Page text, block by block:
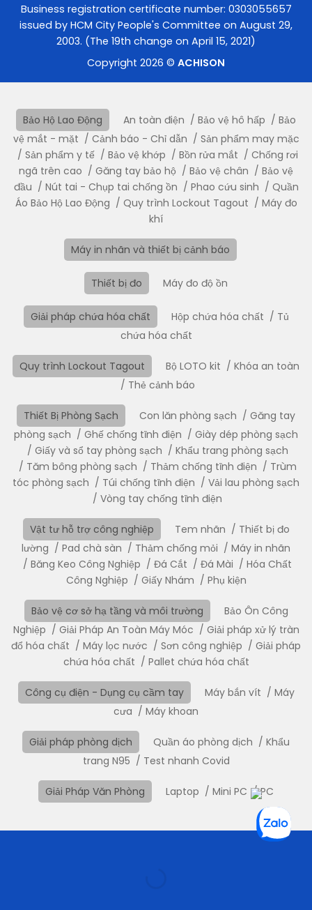
Business registration certificate number: 0303055657
issued by HCM City People's Committee on August 29,
2003. (The 19th change on April 15, 2021)
Copyright 2026 © ACHISON
Bảo Hộ Lao Động An toàn điện Bảo vệ hô hấp
Bảo
vệ mắt - mặt
Cảnh báo - Chỉ dẫn
Sản phẩm may mặc
Sản phẩm y tế
Bảo vệ khớp Bồn rửa mắt
Chống rơi
ngã trên cao
Găng tay bảo hộ Bảo vệ chân
Bảo vệ
đầu
Nút tai - Chụp tai chống ồn Phao cứu sinh
Quần
Áo Bảo Hộ Lao Động
Quy trình Lockout Tagout
Máy đo
khí
Máy in nhãn và thiết bị cảnh báo
Thiết bị đo Máy đo độ ồn
Giải pháp chứa hóa chất Hộp chứa hóa chất
Tủ
chứa hóa chất
Quy trình Lockout Tagout Bộ LOTO kit
Khóa an toàn
Thẻ cảnh báo
Thiết Bị Phòng Sạch Con lăn phòng sạch
Găng tay
phòng sạch
Ghế chống tĩnh điện
Giày dép phòng sạch
Giấy và sổ tay phòng sạch
Khẩu trang phòng sạch
Tăm bông phòng sạch
Thảm chống tĩnh điện
Trùm
tóc phòng sạch
Túi chống tĩnh điện
Vải lau phòng sạch
Vòng tay chống tĩnh điện
Vật tư hỗ trợ công nghiệp Tem nhãn
Thiết bị đo
lường
Pad chà sàn Thảm chống mỏi
Máy in nhãn
Băng Keo Công Nghiệp
Đá Cắt Đá Mài
Hóa Chất
Công Nghiệp
Giấy Nhám Phụ kiện
Bảo vệ cơ sở hạ tầng và môi trường
Bảo Ôn Công
Nghiệp
Giải Pháp An Toàn Máy Móc
Giải pháp xử lý tràn
đổ hóa chất
Máy lọc nước Sơn công nghiệp
Giải pháp
chứa hóa chất
Pallet chứa hóa chất
Công cụ điện - Dụng cụ cầm tay Máy bắn vít
Máy
cưa
Máy khoan
Giải pháp phòng dịch Quần áo phòng dịch
Khẩu
trang N95
Test nhanh Covid
Giải Pháp Văn Phòng Laptop Mini PC PC